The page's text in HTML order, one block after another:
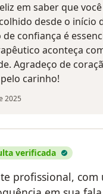
em saber que
desde o início
de confiança é
aconteça
Agradeço de
carinho!
2025
verificada
profissional, com